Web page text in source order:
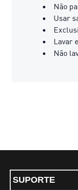
Não
Usar
Lavar
Não
SUPORTE